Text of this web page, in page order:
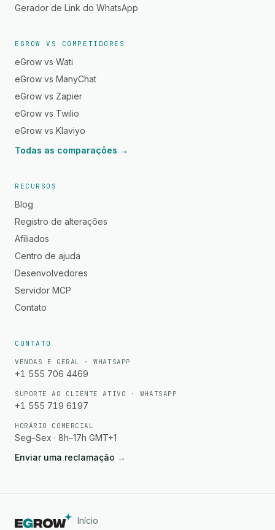
Gerador de Link do WhatsApp
EGROW VS COMPETIDORES
eGrow vs Wati
eGrow vs ManyChat
eGrow vs Zapier
eGrow vs Twilio
eGrow vs Klaviyo
Todas as comparações →
RECURSOS
Blog
Registro de alterações
Afiliados
Centro de ajuda
Desenvolvedores
Servidor MCP
Contato
CONTATO
VENDAS E GERAL · WHATSAPP
+1 555 706 4469
SUPORTE AO CLIENTE ATIVO · WHATSAPP
+1 555 719 6197
HORÁRIO COMERCIAL
Seg–Sex · 8h–17h GMT+1
Enviar uma reclamação →
Início